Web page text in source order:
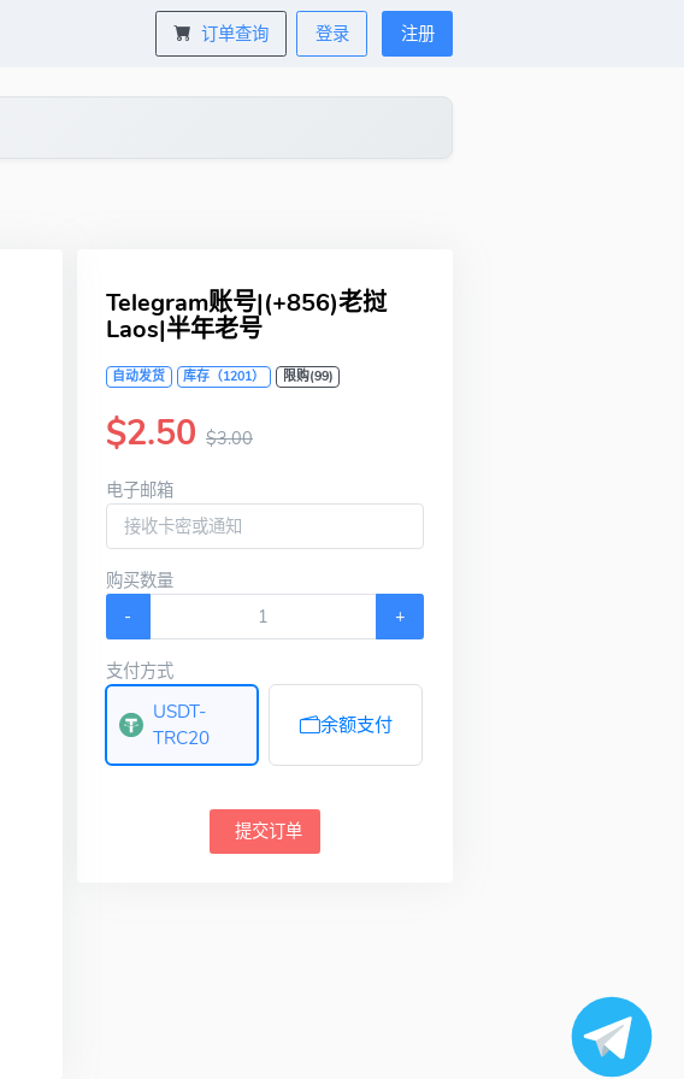
订单查询 登录 注册
Telegram账号|(+856)老挝
Laos|半年老号
自动发货 库存（1201） 限购(99)
$2.50 $3.00
电子邮箱
购买数量
-
+
支付方式
USDT-
TRC20
余额支付
提交订单